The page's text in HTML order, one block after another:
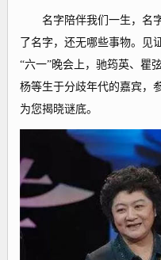
名字陪伴我们一生，名字
了名字，还无哪些事物。见
“六一”晚会上，驰筠英、瞿
杨等生于分歧年代的嘉宾，
为您揭晓谜底。